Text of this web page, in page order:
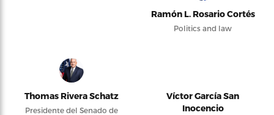
Ramón L. Rosario Cortés
Politics and law
Thomas Rivera Schatz
Presidente del Senado de
Víctor García San
Inocencio